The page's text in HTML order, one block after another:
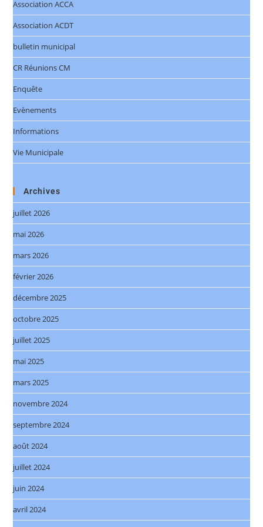
Association ACCA
Association ACDT
bulletin municipal
CR Réunions CM
Enquête
Evènements
Informations
Vie Municipale
Archives
juillet 2026
mai 2026
mars 2026
février 2026
décembre 2025
octobre 2025
juillet 2025
mai 2025
mars 2025
novembre 2024
septembre 2024
août 2024
juillet 2024
juin 2024
avril 2024